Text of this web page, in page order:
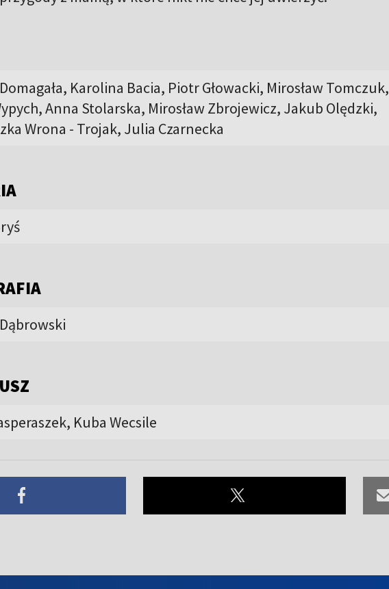
Domagała, Karolina Bacia, Piotr Głowacki, Mirosław Tomczuk,
Anna Stolarska, Mirosław Zbrojewicz, Jakub Olędzki,
Wrona - Trojak, Julia Czarnecka
Kuba Wecsile